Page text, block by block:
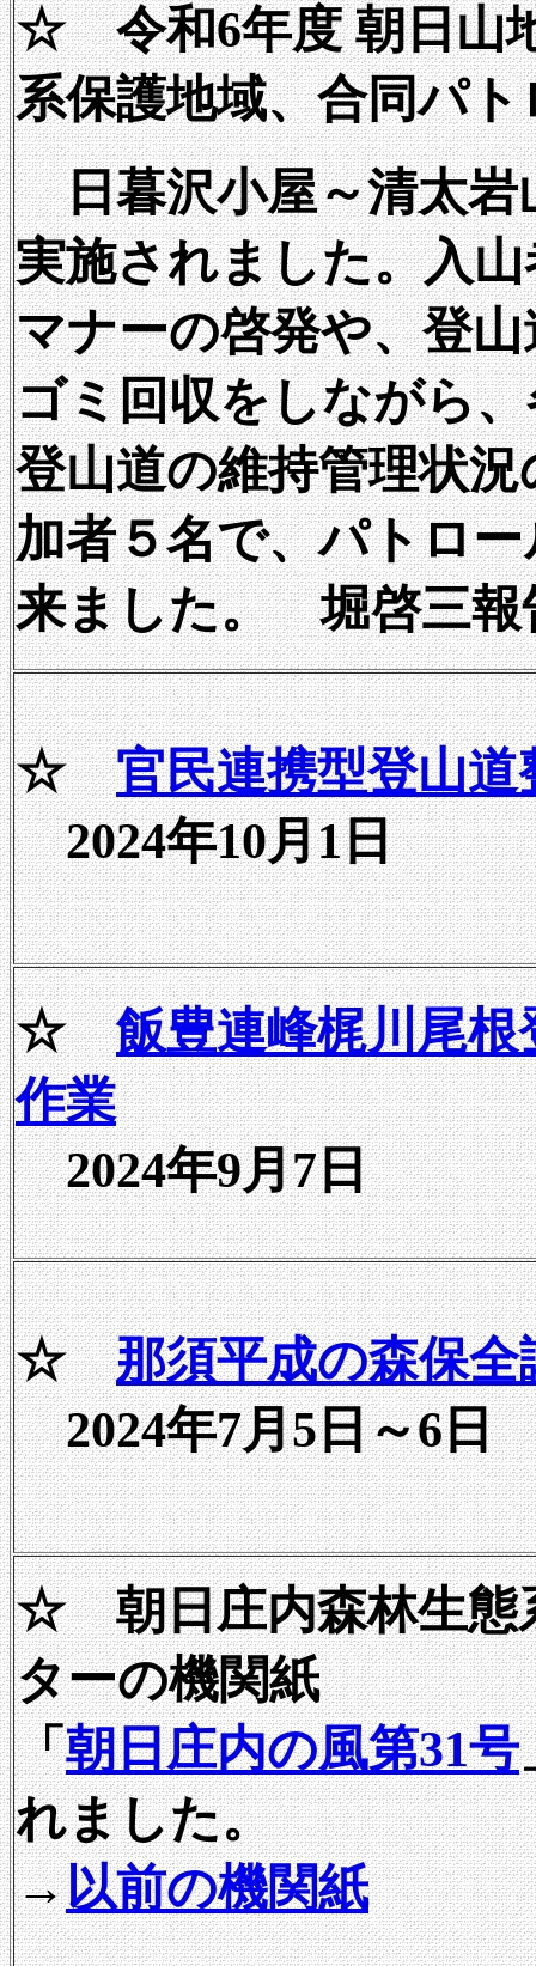
☆ 令和6年度 朝日山
系保護地域、合同パト
日暮沢小屋～清太岩
実施されました。入
マナーの啓発や、登
ゴミ回収をしながら
登山道の維持管理状
加者５名で、パトロ
来ました。 堀啓三報
☆官民連携型登山道
2024年10月1日
☆飯豊連峰梶川尾根
作業
2024年9月7日
☆那須平成の森保全
2024年7月5日～6日
☆ 朝日庄内森林生態
ターの機関紙
「朝日庄内の風第31号
れました。
→以前の機関紙